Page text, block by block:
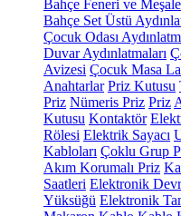
Bahçe Feneri ve
Bahçe Set Üstü
Çocuk Odası
Duvar Aydınlatmaları
Avizesi Çocuk Masa
Anahtarlar Priz Kutusu
Priz Nümeris Priz Priz
Kutusu Kontaktör
Rölesi Elektrik Sayacı
Kabloları Çoklu Grup
Akım Korumalı Priz
Saatleri Elektronik
Yüksüğü Elektronik